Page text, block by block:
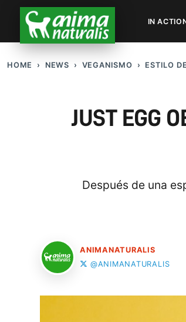
IN
HOME NEWS VEGANISMO ESTILO
JUST EGG
Después de una
ANIMANATURALIS
@ANIMANATURALIS